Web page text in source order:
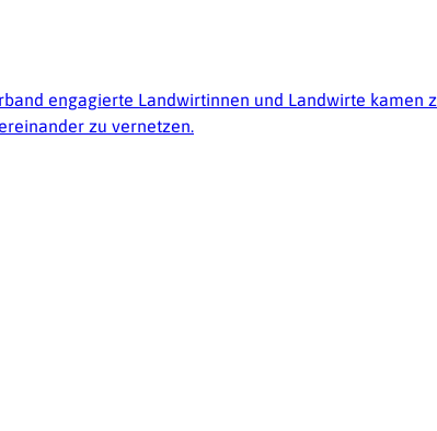
engagierte Landwirtinnen und Landwirte kamen
zu vernetzen.